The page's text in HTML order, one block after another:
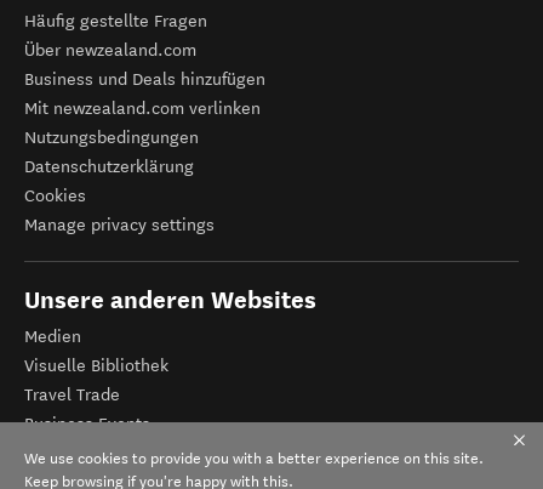
Häufig gestellte Fragen
Über newzealand.com
Business und Deals hinzufügen
Mit newzealand.com verlinken
Nutzungsbedingungen
Datenschutzerklärung
Cookies
Manage privacy settings
Unsere anderen Websites
Medien
Visuelle Bibliothek
Travel Trade
Business Events
Tourismus Neuseeland
Veranstalter-Registrierung
We use cookies to provide you with a better experience on this site.
Keep browsing if you're happy with this.